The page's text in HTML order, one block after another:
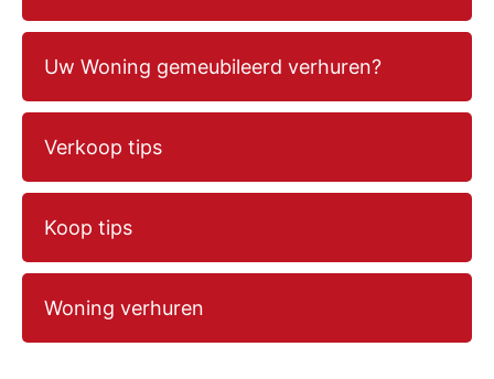
Uw Woning gemeubileerd verhuren?
Verkoop tips
Koop tips
Woning verhuren